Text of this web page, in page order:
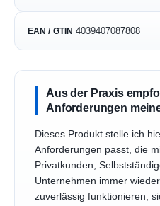
EAN / GTIN 4039407087808
Aus der Praxis
Anforderungen
Dieses Produkt stelle ich
Anforderungen passt, die
Privatkunden,
Unternehmen immer
zuverlässig funktionieren,